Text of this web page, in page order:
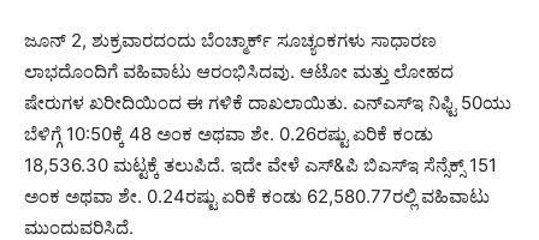
ಜೂನ್ 2, ಶುಕ್ರವಾರದಂದು ಬೆಂಚ್ಮಾರ್ಕ್ ಸೂಚ್ಯಂಕಗಳು ಸಾಧಾರಣ
ಲಾಭದೊಂದಿಗೆ ವಹಿವಾಟು ಆರಂಭಿಸಿದವು. ಆಟೋ ಮತ್ತು ಲೋಹದ
ಷೇರುಗಳ ಖರೀದಿಯಿಂದ ಈ ಗಳಿಕೆ ದಾಖಲಾಯಿತು. ಎನ್‌ಎಸ್‌ಇ ನಿಫ್ಟಿ 50ಯು
ಬೆಳಿಗ್ಗೆ 10:50ಕ್ಕೆ 48 ಅಂಕ ಅಥವಾ ಶೇ. 0.26ರಷ್ಟು ಏರಿಕೆ ಕಂಡು
18,536.30 ಮಟ್ಟಕ್ಕೆ ತಲುಪಿದೆ. ಇದೇ ವೇಳೆ ಎಸ್‌&ಪಿ ಬಿಎಸ್‌ಇ ಸೆನ್ಸೆಕ್ಸ್ 151
ಅಂಕ ಅಥವಾ ಶೇ. 0.24ರಷ್ಟು ಏರಿಕೆ ಕಂಡು 62,580.77ರಲ್ಲಿ ವಹಿವಾಟು
ಮುಂದುವರಿಸಿದೆ.